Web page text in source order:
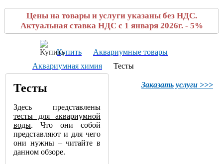
Цены на товары и услуги указаны без НДС.
Актуальная ставка НДС с 1 января 2026г. - 5%
Купить
Аквариумные товары
Аквариумная химия
Тесты
Заказать услуги >>>
Тесты
Здесь представлены
тесты для аквариумной
воды. Что они собой
представляют и для чего
они нужны – читайте в
данном обзоре.